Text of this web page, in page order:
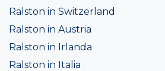
Ralston in Switzerland
Ralston in Austria
Ralston in Irlanda
Ralston in Italia